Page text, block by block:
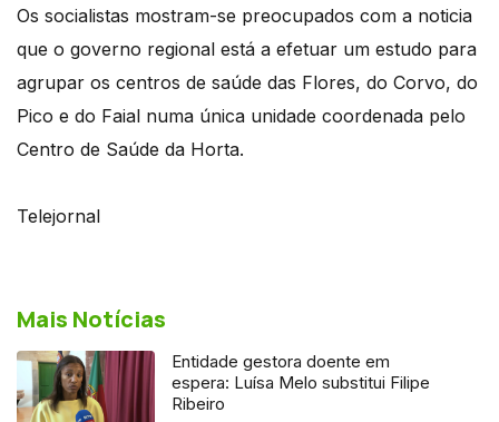
Os socialistas mostram-se preocupados com a noticia
que o governo regional está a efetuar um estudo para
agrupar os centros de saúde das Flores, do Corvo, do
Pico e do Faial numa única unidade coordenada pelo
Centro de Saúde da Horta.
Telejornal
Mais Notícias
Entidade gestora doente em
espera: Luísa Melo substitui Filipe
Ribeiro